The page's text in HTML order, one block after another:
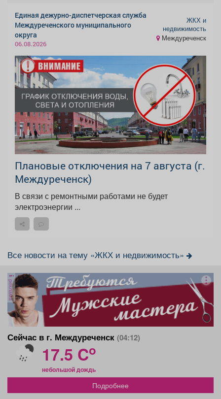
Единая дежурно-диспетчерская служба
Междуреченского муниципального
округа
06.08.2026
ЖКХ и
недвижимость
Междуреченск
Плановые отключения на 7 августа (г.
Междуреченск)
В связи с ремонтными работами не будет
электроэнергии ...
Все новости на тему «ЖКХ и недвижимость»
реклама
Сейчас в г. Междуреченск (04:12)
17.5 Co
небольшой дождь
Подробнее